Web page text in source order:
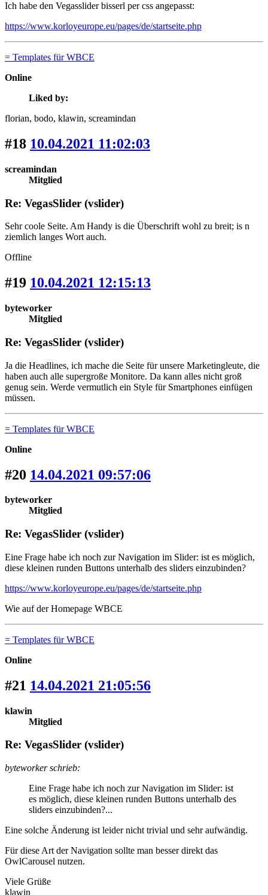
Ich habe den Vegasslider bisserl per css angepasst:
https://www.korloyeurope.eu/pages/de/startseite.php
= Templates für WBCE
Online
Liked by:
florian, bodo, klawin, screamindan
#18 10.04.2021 11:02:03
screamindan
Mitglied
Re: VegasSlider (vslider)
Sehr coole Seite. Am Handy is die Überschrift wohl zu breit; is n
ziemlich langes Wort auch.
Offline
#19 10.04.2021 12:15:13
byteworker
Mitglied
Re: VegasSlider (vslider)
Ja die Headlines, ich mache die Seite für unsere Marketingleute, die
haben auch alle supergroße Monitore. Da kann alles nicht groß
genug sein. Werde vermutlich ein Style für Smartphones einfügen
müssen.
= Templates für WBCE
Online
#20 14.04.2021 09:57:06
byteworker
Mitglied
Re: VegasSlider (vslider)
Eine Frage habe ich noch zur Navigation im Slider: ist es möglich,
diese kleinen runden Buttons unterhalb des sliders einzubinden?
https://www.korloyeurope.eu/pages/de/startseite.php
Wie auf der Homepage WBCE
= Templates für WBCE
Online
#21 14.04.2021 21:05:56
klawin
Mitglied
Re: VegasSlider (vslider)
byteworker schrieb:
Eine Frage habe ich noch zur Navigation im Slider: ist
es möglich, diese kleinen runden Buttons unterhalb des
sliders einzubinden?...
Eine solche Änderung ist leider nicht trivial und sehr aufwändig.
Für diese Art der Navigation sollte man besser direkt das
OwlCarousel nutzen.
Viele Grüße
klawin